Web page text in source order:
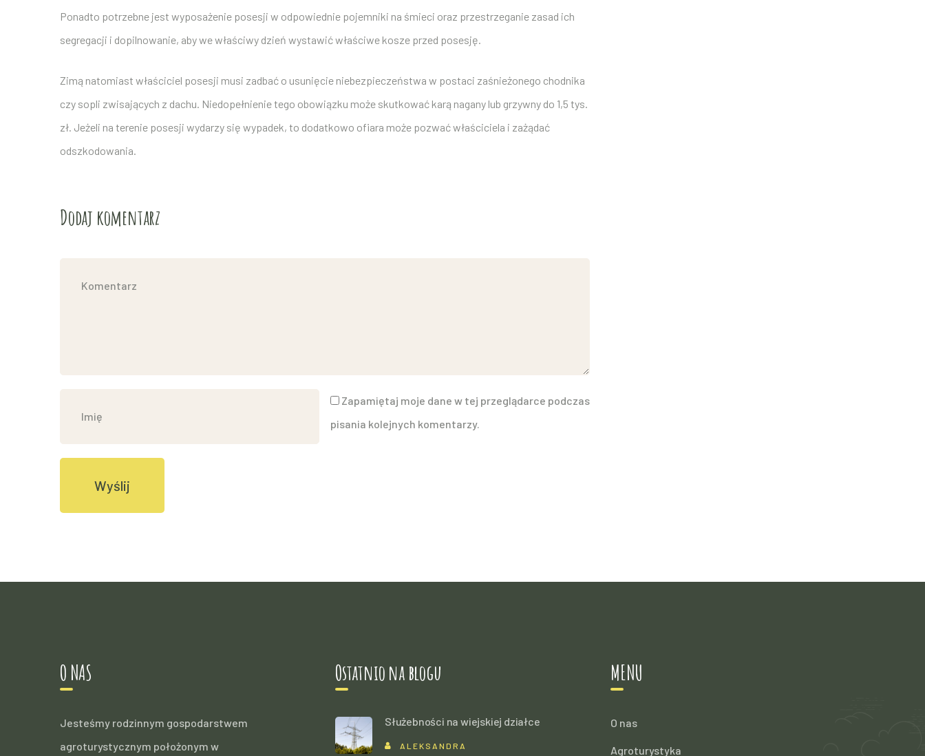
Ponadto potrzebne jest wyposażenie posesji w odpowiednie pojemniki na śmieci oraz przestrzeganie zasad ich
segregacji i dopilnowanie, aby we właściwy dzień wystawić właściwe kosze przed posesję.
Zimą natomiast właściciel posesji musi zadbać o usunięcie niebezpieczeństwa w postaci zaśnieżonego chodnika
czy sopli zwisających z dachu. Niedopełnienie tego obowiązku może skutkować karą nagany lub grzywny do 1,5 tys.
zł. Jeżeli na terenie posesji wydarzy się wypadek, to dodatkowo ofiara może pozwać właściciela i zażądać
odszkodowania.
Dodaj komentarz
Zapamiętaj moje dane w tej przeglądarce podczas
pisania kolejnych komentarzy.
O NAS
Jesteśmy rodzinnym gospodarstwem
agroturystycznym położonym w
Ostatnio na blogu
Służebności na wiejskiej działce
ALEKSANDRA
MENU
O nas
Agroturystyka